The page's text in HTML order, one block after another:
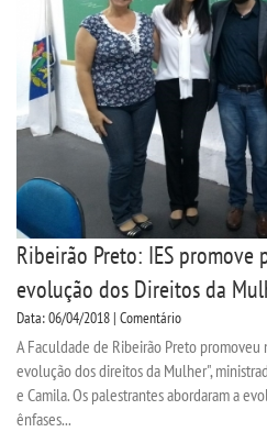
Ribeirão Preto: IES promove
evolução dos Direitos da
Data: 06/04/2018 | Comentário
A Faculdade de Ribeirão Preto promoveu
evolução dos direitos da Mulher",
e Camila. Os palestrantes abordaram a
ênfases...